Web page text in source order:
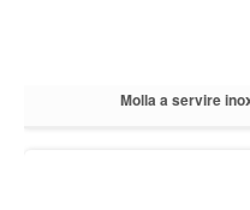
Molla a servire